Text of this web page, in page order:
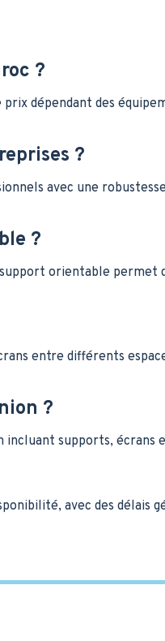
?
dépendant des
?
avec une
?
orientable
entre différents
?
incluant supports, écrans
avec des délais